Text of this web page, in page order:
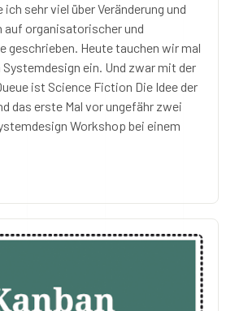
sehr viel über Veränderung und
auf organisatorischer und
geschrieben. Heute tauchen wir mal
ein. Und zwar mit der
ist Science Fiction Die Idee der
das erste Mal vor ungefähr zwei
Workshop bei einem